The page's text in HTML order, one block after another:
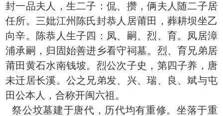
封一品夫人，生二子：侃、攒，俩夫人随二子居
任所。三妣江州陈氏封恭人居莆田，葬耕坝坐乙
向辛。陈恭人生子四：凤、嗣、烈、育。凤居漳
浦承嗣，归固始善进乡看守祠墓。烈、育兄弟居
莆田黄石水南钱坡。烈公次子史，第四子养，唐
未迁居长溪。公之兄弟发、兴、瑞、良、斌与屯
田公本人，合称开闽六祖。
祭公坟墓建于唐代，历代均有重修。坐落于重